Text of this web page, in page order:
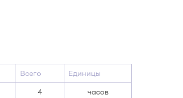
Всего Единицы
4 часов